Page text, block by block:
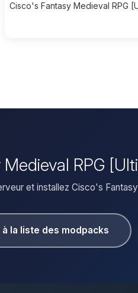
Cisco's Fantasy Medieval RPG
RPG
et installez Cisco's
la liste des modpacks